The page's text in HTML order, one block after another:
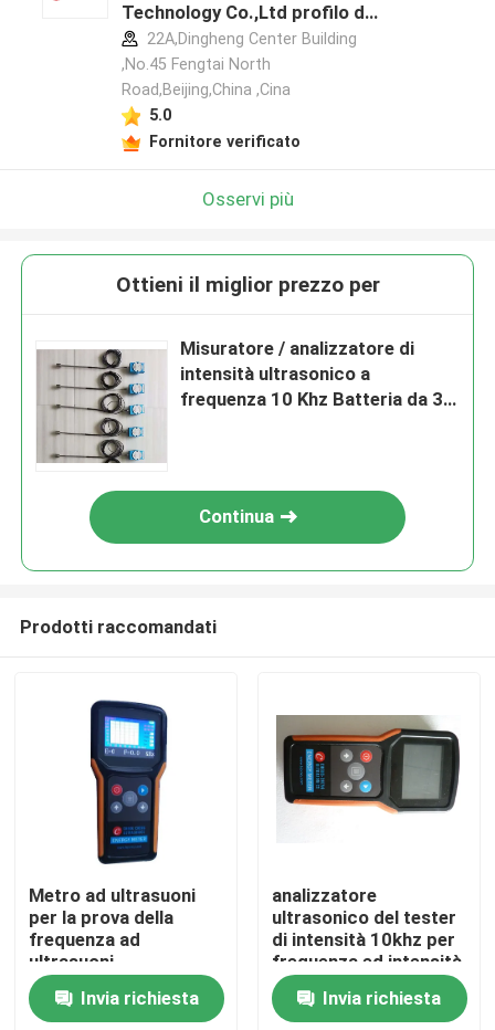
Casa
Prodotti
Circa noi
Technology Co.,Ltd profilo del
produttore
22A,Dingheng Center Building
,No.45 Fengtai North
Road,Beijing,China ,Cina
5.0
Fornitore verificato
Osservi più
Ottieni il miglior prezzo per
Misuratore / analizzatore di
intensità ultrasonico a
frequenza 10 Khz Batteria da 3,7
Continua
Prodotti raccomandati
Metro ad ultrasuoni
per la prova della
frequenza ad
ultrasuoni
Invia richiesta
analizzatore
ultrasonico del tester
di intensità 10khz per
frequenza ed intensità
difficili di ultrasuono
Invia richiesta